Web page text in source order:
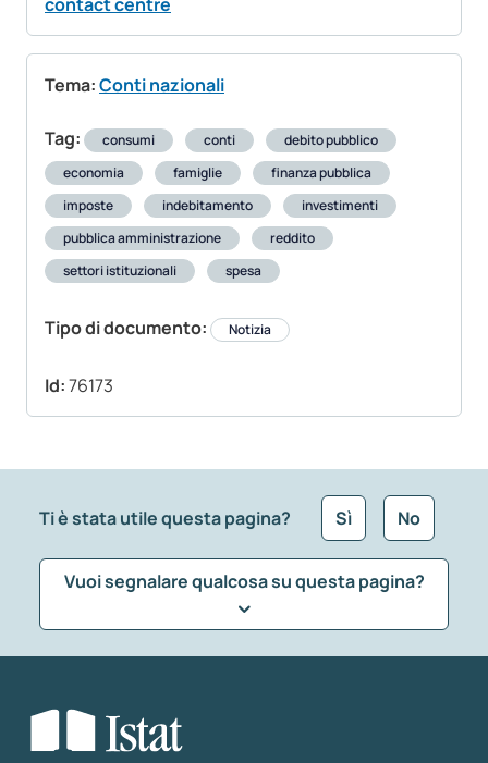
Tema:Conti nazionali
Tag: consumi conti
debito pubblico
economia
famiglie
finanza pubblica
imposte
indebitamento
investimenti
pubblica amministrazione
reddito
settori istituzionali
spesa
Tipo di documento: Notizia
Id:76173
Ti è stata utile questa pagina? Sì No
Vuoi segnalare qualcosa su questa pagina?
Seleziona la tipologia della segnalazione